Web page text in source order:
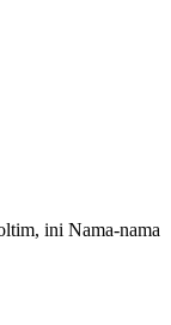
ini Nama-nama